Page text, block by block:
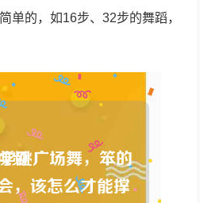
单的，如16步、32步的舞蹈，